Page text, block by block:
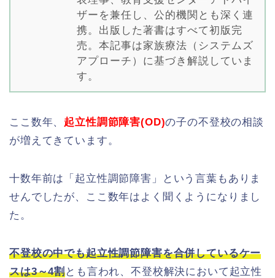
ザーを兼任し、公的機関とも深く連
携。出版した著書はすべて初版完
売。本記事は家族療法（システムズ
アプローチ）に基づき解説していま
す。
ここ数年、 起立性調節障害(OD)の子の不登校の相談
が増えてきています。
十数年前は「起立性調節障害」という言葉もありま
せんでしたが、ここ数年はよく聞くようになりまし
た。
不登校の中でも起立性調節障害を合併しているケー
スは3～4割とも言われ、不登校解決において起立性